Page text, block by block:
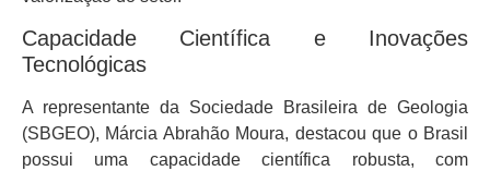
Capacidade Científica e Inovações
Tecnológicas
A representante da Sociedade Brasileira de Geologia
(SBGEO), Márcia Abrahão Moura, destacou que o Brasil
possui uma capacidade científica robusta, com